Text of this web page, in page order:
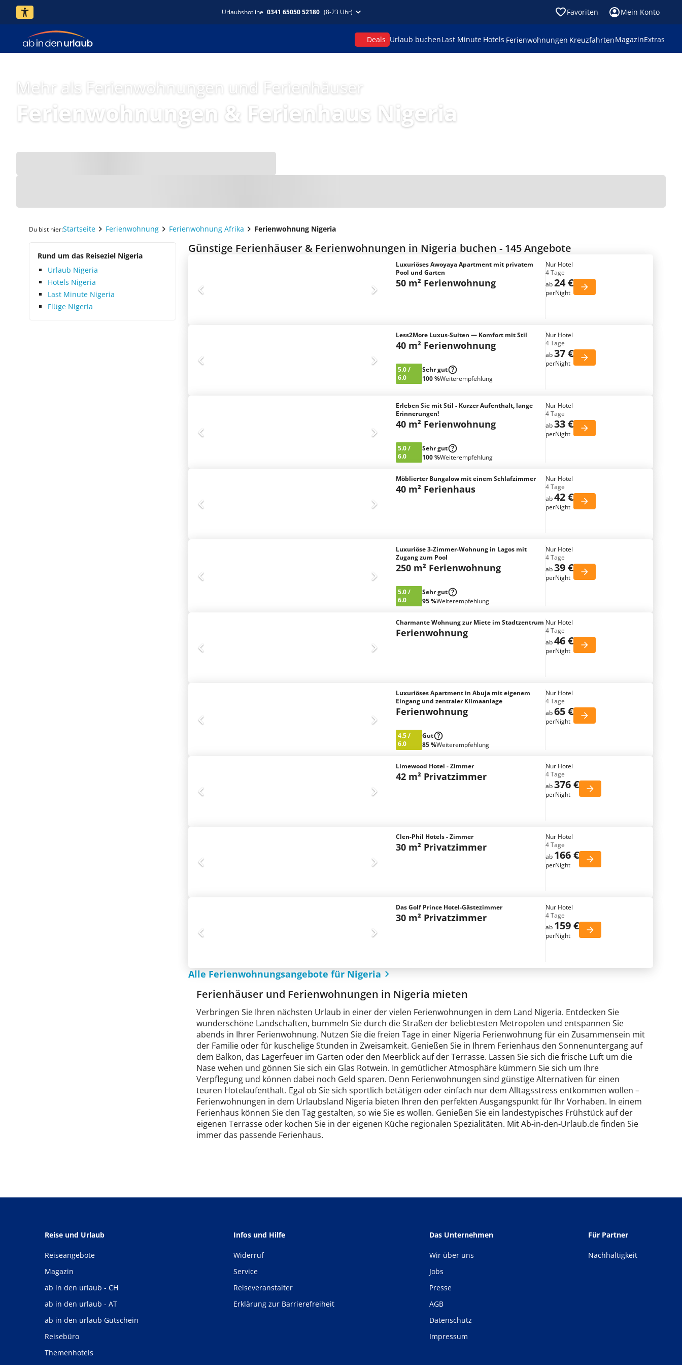
Urlaubshotline 0341 65050 52180 (8-23 Uhr) Favoriten Mein Konto
Deals Urlaub buchenLast Minute Hotels Ferienwohnungen KreuzfahrtenMagazinExtras
Mehr als Ferienwohnungen und Ferienhäuser
Ferienwohnungen & Ferienhaus Nigeria
Du bist hier:Startseite Ferienwohnung Ferienwohnung Afrika Ferienwohnung Nigeria
Rund um das Reiseziel Nigeria
Urlaub Nigeria
Hotels Nigeria
Last Minute Nigeria
Flüge Nigeria
Günstige Ferienhäuser & Ferienwohnungen in Nigeria buchen - 145 Angebote
Luxuriöses Awoyaya Apartment mit privatem
Pool und Garten
50 m² Ferienwohnung
Nur Hotel
4 Tage
ab24 €
perNight
Less2More Luxus-Suiten — Komfort mit Stil
40 m² Ferienwohnung
5.0/
6.0
Sehr gut
100 %Weiterempfehlung
Nur Hotel
4 Tage
ab37 €
perNight
Erleben Sie mit Stil - Kurzer Aufenthalt, lange
Erinnerungen!
40 m² Ferienwohnung
5.0/
6.0
Sehr gut
100 %Weiterempfehlung
Nur Hotel
4 Tage
ab33 €
perNight
Möblierter Bungalow mit einem Schlafzimmer
40 m² Ferienhaus
Nur Hotel
4 Tage
ab42 €
perNight
Luxuriöse 3-Zimmer-Wohnung in Lagos mit
Zugang zum Pool
250 m² Ferienwohnung
5.0/
6.0
Sehr gut
95 %Weiterempfehlung
Nur Hotel
4 Tage
ab39 €
perNight
Charmante Wohnung zur Miete im Stadtzentrum
Ferienwohnung
Nur Hotel
4 Tage
ab46 €
perNight
Luxuriöses Apartment in Abuja mit eigenem
Eingang und zentraler Klimaanlage
Ferienwohnung
4.5/
6.0
Gut
85 %Weiterempfehlung
Nur Hotel
4 Tage
ab65 €
perNight
Limewood Hotel - Zimmer
42 m² Privatzimmer
Nur Hotel
4 Tage
ab376 €
perNight
Clen-Phil Hotels - Zimmer
30 m² Privatzimmer
Nur Hotel
4 Tage
ab 166 €
perNight
Das Golf Prince Hotel-Gästezimmer
30 m² Privatzimmer
Nur Hotel
4 Tage
ab 159 €
perNight
Alle Ferienwohnungsangebote für Nigeria
Ferienhäuser und Ferienwohnungen in Nigeria mieten
Verbringen Sie Ihren nächsten Urlaub in einer der vielen Ferienwohnungen in dem Land Nigeria. Entdecken Sie
wunderschöne Landschaften, bummeln Sie durch die Straßen der beliebtesten Metropolen und entspannen Sie
abends in Ihrer Ferienwohnung. Nutzen Sie die freien Tage in einer Nigeria Ferienwohnung für ein Zusammensein mit
der Familie oder für kuschelige Stunden in Zweisamkeit. Genießen Sie in Ihrem Ferienhaus den Sonnenuntergang auf
dem Balkon, das Lagerfeuer im Garten oder den Meerblick auf der Terrasse. Lassen Sie sich die frische Luft um die
Nase wehen und gönnen Sie sich ein Glas Rotwein. In gemütlicher Atmosphäre kümmern Sie sich um Ihre
Verpflegung und können dabei noch Geld sparen. Denn Ferienwohnungen sind günstige Alternativen für einen
teuren Hotelaufenthalt. Egal ob Sie sich sportlich betätigen oder einfach nur dem Alltagsstress entkommen wollen –
Ferienwohnungen in dem Urlaubsland Nigeria bieten Ihren den perfekten Ausgangspunkt für Ihr Vorhaben. In einem
Ferienhaus können Sie den Tag gestalten, so wie Sie es wollen. Genießen Sie ein landestypisches Frühstück auf der
eigenen Terrasse oder kochen Sie in der eigenen Küche regionalen Spezialitäten. Mit Ab-in-den-Urlaub.de finden Sie
immer das passende Ferienhaus.
Reise und Urlaub
Reiseangebote
Magazin
ab in den urlaub - CH
ab in den urlaub - AT
ab in den urlaub Gutschein
Reisebüro
Themenhotels
Infos und Hilfe
Widerruf
Service
Reiseveranstalter
Erklärung zur Barrierefreiheit
Das Unternehmen
Wir über uns
Jobs
Presse
AGB
Datenschutz
Impressum
Für Partner
Nachhaltigkeit